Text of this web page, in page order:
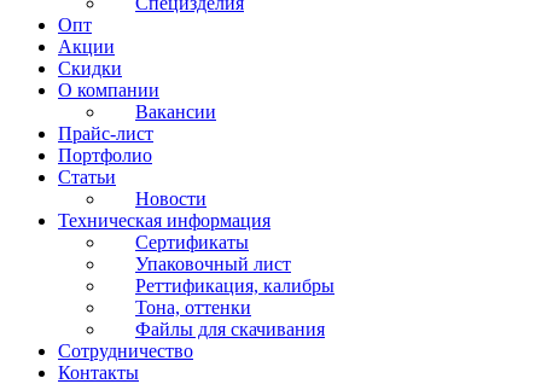
Опт
Акции
Скидки
О компании
Вакансии
Прайс-лист
Портфолио
Статьи
Новости
Техническая информация
Сертификаты
Упаковочный лист
Реттификация, калибры
Тона, оттенки
Файлы для cкачивания
Сотрудничество
Контакты